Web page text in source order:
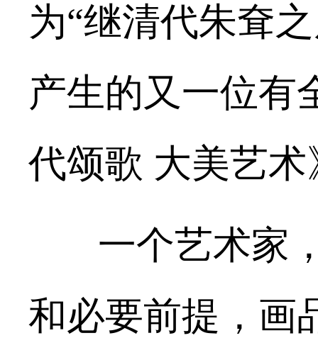
为“继清代朱耷
产生的又一位有
代颂歌 大美艺术
一个艺术家，
和必要前提，画